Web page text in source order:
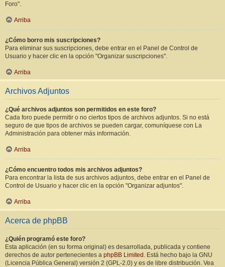
Foro".
Arriba
¿Cómo borro mis suscripciones?
Para eliminar sus suscripciones, debe entrar en el Panel de Control de
Usuario y hacer clic en la opción "Organizar suscripciones".
Arriba
Archivos Adjuntos
¿Qué archivos adjuntos son permitidos en este foro?
Cada foro puede permitir o no ciertos tipos de archivos adjuntos. Si no está
seguro de que tipos de archivos se pueden cargar, comuníquese con La
Administración para obtener más información.
Arriba
¿Cómo encuentro todos mis archivos adjuntos?
Para encontrar la lista de sus archivos adjuntos, debe entrar en el Panel de
Control de Usuario y hacer clic en la opción "Organizar adjuntos".
Arriba
Acerca de phpBB
¿Quién programó este foro?
Esta aplicación (en su forma original) es desarrollada, publicada y contiene
derechos de autor pertenecientes a phpBB Limited . Está hecho bajo la GNU
(Licencia Pública General) versión 2 (GPL-2.0) y es de libre distribución. Vea